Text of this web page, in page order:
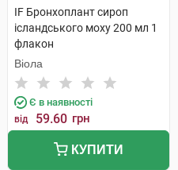
IF Бронхоплант сироп
ісландського моху 200 мл 1
флакон
Віола
Є в наявності
від 59.60 грн
КУПИТИ